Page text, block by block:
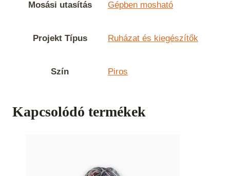
Mosási utasítás Gépben mosható
Projekt Típus Ruházat és kiegészítők
Szín Piros
Kapcsolódó termékek